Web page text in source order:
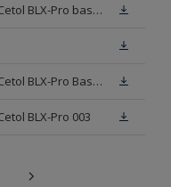
Fiche de données de sécurité Cetol BLX-Pro base TC
Fiche de données de sécurité Cetol BLX-Pro Base TU
BLX-Pro 003